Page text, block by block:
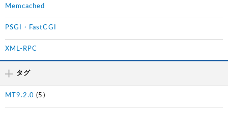
Memcached
PSGI・FastCGI
XML-RPC
タグ
MT9.2.0 (5)